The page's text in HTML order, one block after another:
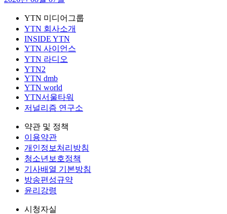
YTN 미디어그룹
YTN 회사소개
INSIDE YTN
YTN 사이언스
YTN 라디오
YTN2
YTN dmb
YTN world
YTN서울타워
저널리즘 연구소
약관 및 정책
이용약관
개인정보처리방침
청소년보호정책
기사배열 기본방침
방송편성규약
윤리강령
시청자실